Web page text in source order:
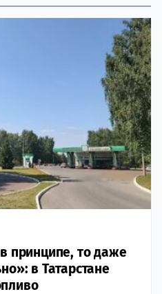
принципе, то даже
в Татарстане